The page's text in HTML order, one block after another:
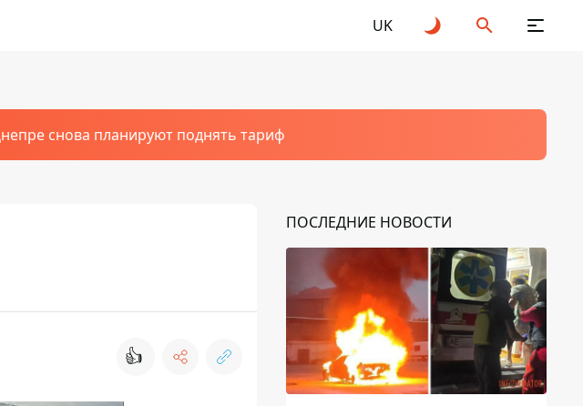
UK
снова планируют поднять тариф
👍
ПОСЛЕДНИЕ НОВОСТИ